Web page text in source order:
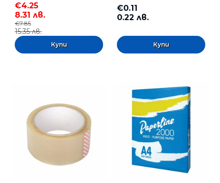
€4.25
8.31 лв.
€7.85
15.35 лв.
€0.11
0.22 лв.